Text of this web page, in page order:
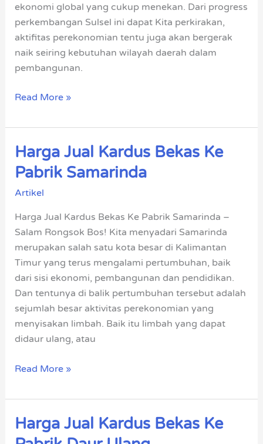
ekonomi global yang cukup menekan. Dari progress
perkembangan Sulsel ini dapat Kita perkirakan,
aktifitas perekonomian tentu juga akan bergerak
naik seiring kebutuhan wilayah daerah dalam
pembangunan.
Read More »
Harga Jual Kardus Bekas Ke
Pabrik Samarinda
Artikel
Harga Jual Kardus Bekas Ke Pabrik Samarinda –
Salam Rongsok Bos! Kita menyadari Samarinda
merupakan salah satu kota besar di Kalimantan
Timur yang terus mengalami pertumbuhan, baik
dari sisi ekonomi, pembangunan dan pendidikan.
Dan tentunya di balik pertumbuhan tersebut adalah
sejumlah besar aktivitas perekonomian yang
menyisakan limbah. Baik itu limbah yang dapat
didaur ulang, atau
Harga
Jual
Kardus
Bekas
Pabrik
Read More »
Harga Jual Kardus Bekas Ke
Harga
Jual